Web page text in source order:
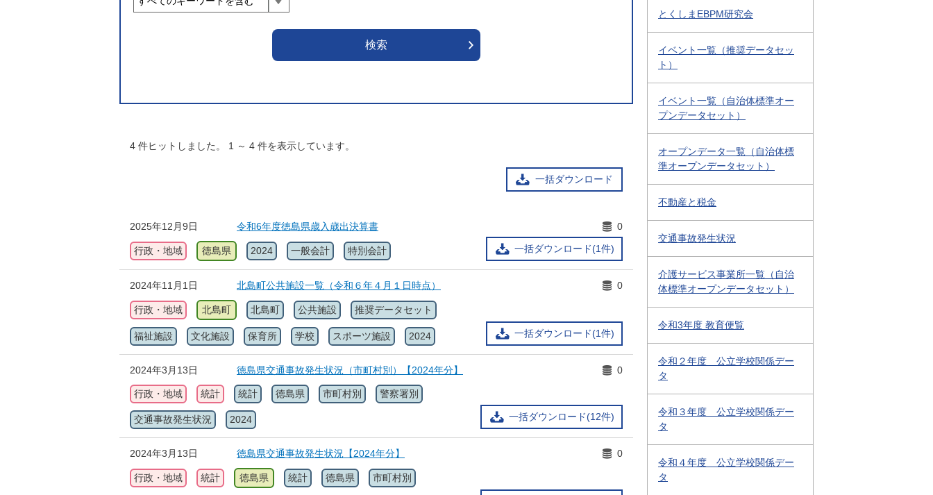
4 件ヒットしました。 1 ～ 4 件を表示しています。
一括ダウンロード
2025年12月9日
令和6年度徳島県歳入歳出決算書
一括ダウンロード(1件)
0
行政・地域 徳島県 2024 一般会計 特別会計
2024年11月1日 北島町公共施設一覧（令和６年４月１日時点）
一括ダウンロード(1件)
0
行政・地域 北島町 北島町 公共施設 推奨データセット
福祉施設 文化施設 保育所 学校 スポーツ施設 2024
2024年3月13日 徳島県交通事故発生状況（市町村別）【2024年分】
一括ダウンロード(12件)
0
行政・地域 統計 統計 徳島県 市町村別 警察署別
交通事故発生状況 2024
2024年3月13日 徳島県交通事故発生状況【2024年分】 0
行政・地域 統計 徳島県 統計 徳島県 市町村別
とくしまEBPM研究会
イベント一覧（推奨データセッ
ト）
イベント一覧（自治体標準オー
プンデータセット）
オープンデータ一覧（自治体標
準オープンデータセット）
不動産と税金
交通事故発生状況
介護サービス事業所一覧（自治
体標準オープンデータセット）
令和3年度 教育便覧
令和２年度 公立学校関係デー
タ
令和３年度 公立学校関係デー
タ
令和４年度 公立学校関係デー
タ